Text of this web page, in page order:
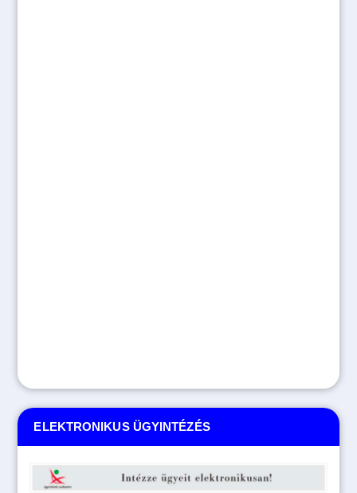
ELEKTRONIKUS ÜGYINTÉZÉS